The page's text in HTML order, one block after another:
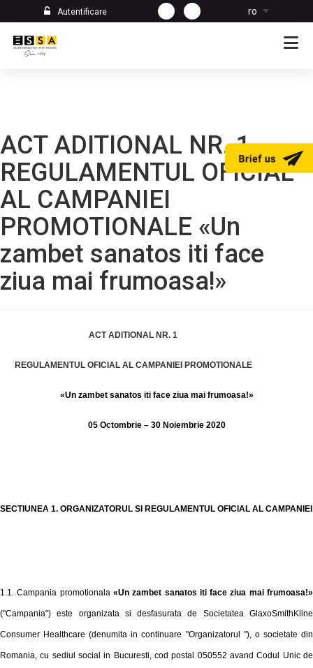
Autentificare ro
ACT ADITIONAL NR. 1
REGULAMENTUL OFICIAL
AL CAMPANIEI
PROMOTIONALE «Un
zambet sanatos iti face
ziua mai frumoasa!»
ACT ADITIONAL NR. 1
REGULAMENTUL OFICIAL AL CAMPANIEI PROMOTIONALE
«Un zambet sanatos iti face ziua mai frumoasa!»
05 Octombrie – 30 Noiembrie 2020
SECTIUNEA 1. ORGANIZATORUL SI REGULAMENTUL OFICIAL AL CAMPANIEI
1.1. Campania promotionala «Un zambet sanatos iti face ziua mai frumoasa!»
("Campania") este organizata si desfasurata de Societatea GlaxoSmithKline
Consumer Healthcare (denumita in continuare "Organizatorul "), o societate din
Romania, cu sediul social in Bucuresti, cod postal 050552 avand Codul Unic de